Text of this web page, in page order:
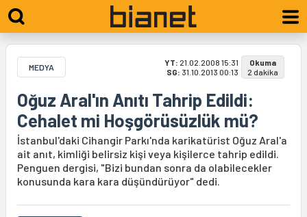
MEDYA YT: 21.02.2008 15:31
SG: 31.10.2013 00:13
Okuma
2 dakika
Oğuz Aral'ın Anıtı Tahrip Edildi:
Cehalet mi Hoşgörüsüzlük mü?
İstanbul'daki Cihangir Parkı'nda karikatürist Oğuz Aral'a
ait anıt, kimliği belirsiz kişi veya kişilerce tahrip edildi.
Penguen dergisi, "Bizi bundan sonra da olabilecekler
konusunda kara kara düşündürüyor" dedi.